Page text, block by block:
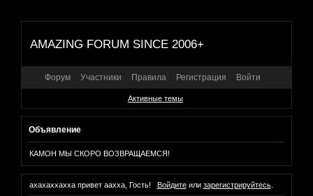
AMAZING FORUM SINCE 2006+
Форум Участники Правила Регистрация Войти
Активные темы
Объявление
КАМОН МЫ СКОРО ВОЗВРАЩАЕМСЯ!
ахахаххахха привет аахха, Гость! Войдитеили зарегистрируйтесь.